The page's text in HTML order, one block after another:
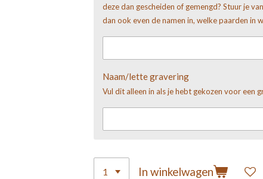
deze dan gescheiden of gemengd? Stuur je
dan ook even de namen in, welke paarden in
Naam/lette gravering
Vul dit alleen in als je hebt gekozen voor een
In winkelwagen